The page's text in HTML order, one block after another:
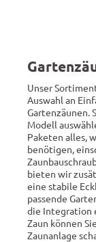
Unser
Auswahl an
Gartenzäunen.
Modell
Paketen alles,
benötigen,
bieten wir
eine stabile
passende
die Integration
Zaun können
Zaunanlage